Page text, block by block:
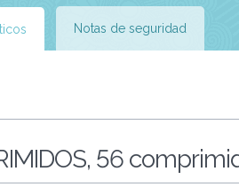
Notas de seguridad
56